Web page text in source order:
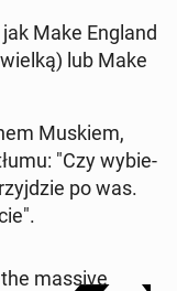
Make England
lub Make
Muskiem,
"Czy wy­bie­
po was.
massive